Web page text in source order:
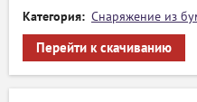
Категория: Снаряжение из
Перейти к скачиванию